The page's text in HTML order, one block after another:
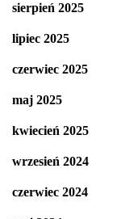
sierpień 2025
lipiec 2025
czerwiec 2025
maj 2025
kwiecień 2025
wrzesień 2024
czerwiec 2024